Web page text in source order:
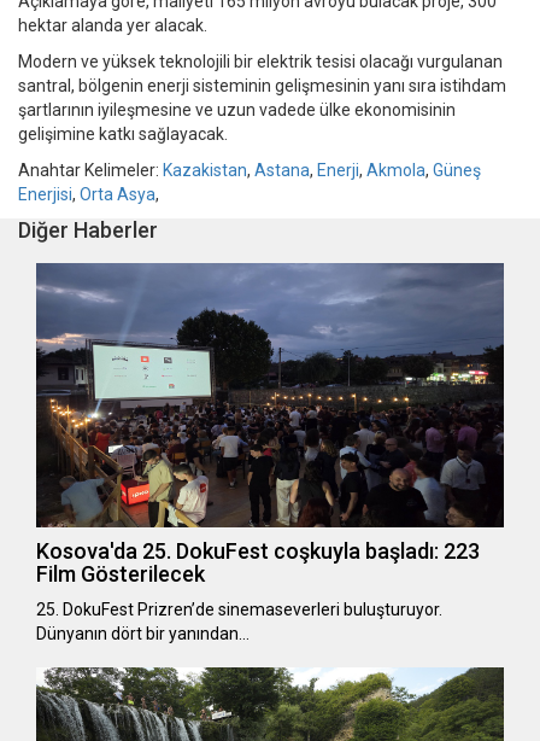
hektar alanda yer alacak.
Modern ve yüksek teknolojili bir elektrik tesisi olacağı vurgulanan
santral, bölgenin enerji sisteminin gelişmesinin yanı sıra istihdam
şartlarının iyileşmesine ve uzun vadede ülke ekonomisinin
gelişimine katkı sağlayacak.
Anahtar Kelimeler: Kazakistan, Astana, Enerji, Akmola, Güneş
Enerjisi, Orta Asya,
Diğer Haberler
Kosova'da 25. DokuFest coşkuyla başladı: 223
Film Gösterilecek
25. DokuFest Prizren’de sinemaseverleri buluşturuyor.
Dünyanın dört bir yanından…